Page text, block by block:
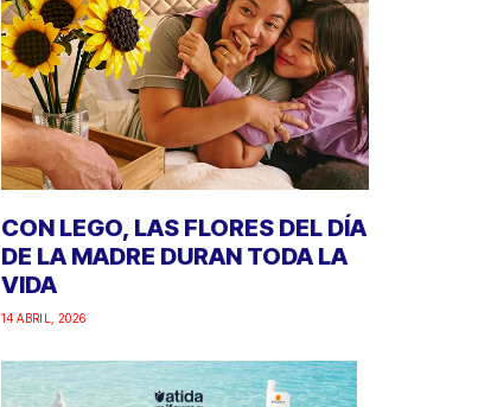
CON LEGO, LAS FLORES DEL DÍA
DE LA MADRE DURAN TODA LA
VIDA
14 ABRIL, 2026